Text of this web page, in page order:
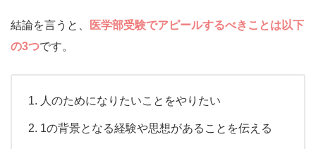
結論を言うと、
医学部受験でアピールするべきことは以下
の3つです。
人のためになりたいことをやりたい
1の背景となる経験や思想があることを伝える